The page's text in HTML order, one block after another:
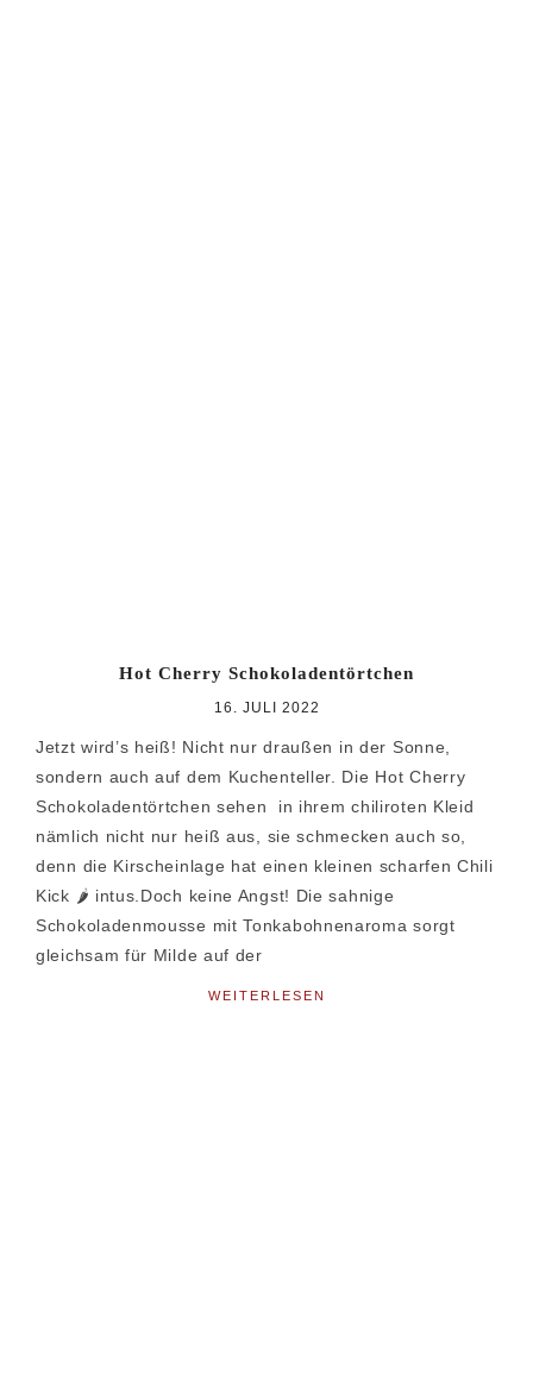
Hot Cherry Schokoladentörtchen
16. JULI 2022
Jetzt wird’s heiß! Nicht nur draußen in der Sonne,
sondern auch auf dem Kuchenteller. Die Hot Cherry
Schokoladentörtchen sehen in ihrem chiliroten Kleid
nämlich nicht nur heiß aus, sie schmecken auch so,
denn die Kirscheinlage hat einen kleinen scharfen Chili
Kick 🌶 intus.Doch keine Angst! Die sahnige
Schokoladenmousse mit Tonkabohnenaroma sorgt
gleichsam für Milde auf der
WEITERLESEN